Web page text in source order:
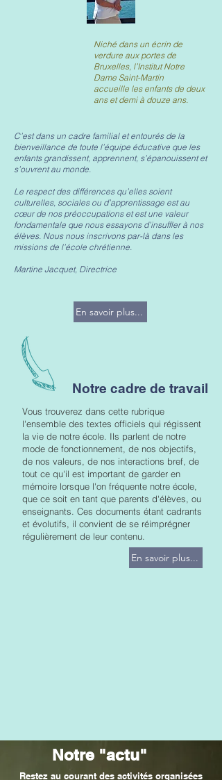
Niché dans un écrin de
verdure aux portes de
Bruxelles, l’Institut Notre
Dame Saint-Martin
accueille les enfants de deux
ans et demi à douze ans.
C’est dans un cadre familial et entourés de la
bienveillance de toute l’équipe éducative que les
enfants grandissent, apprennent, s’épanouissent et
s’ouvrent au monde.
Le respect des différences qu’elles soient
culturelles, sociales ou d’apprentissage est au
cœur de nos préoccupations et est une valeur
fondamentale que nous essayons d’insuffler à nos
élèves. Nous nous inscrivons par-là dans les
missions de l’école chrétienne.
Martine Jacquet, Directrice
En savoir plus...
Notre cadre de travail
Vous trouverez dans cette rubrique
l'ensemble des textes officiels qui régissent
la vie de notre école. Ils parlent de notre
mode de fonctionnement, de nos objectifs,
de nos valeurs, de nos interactions bref, de
tout ce qu'il est important de garder en
mémoire lorsque l'on fréquente notre école,
que ce soit en tant que parents d'élèves, ou
enseignants. Ces documents étant cadrants
et évolutifs, il convient de se réimprégner
régulièrement de leur contenu.​
En savoir plus...
Notre "actu"
Restez au courant des activités organisées